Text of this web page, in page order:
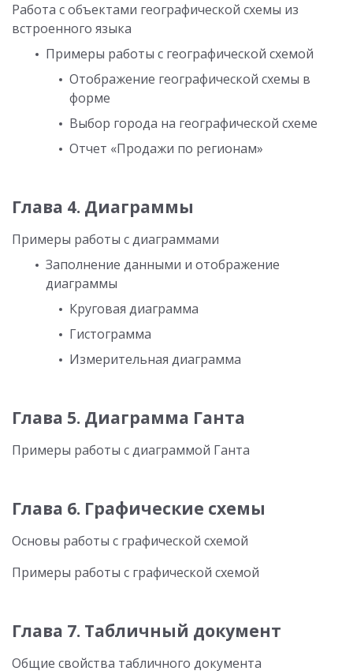
Работа с объектами географической схемы из
встроенного языка
Примеры работы с географической схемой
Отображение географической схемы в
форме
Выбор города на географической схеме
Отчет «Продажи по регионам»
Глава 4. Диаграммы
Примеры работы с диаграммами
Заполнение данными и отображение
диаграммы
Круговая диаграмма
Гистограмма
Измерительная диаграмма
Глава 5. Диаграмма Ганта
Примеры работы с диаграммой Ганта
Глава 6. Графические схемы
Основы работы с графической схемой
Примеры работы с графической схемой
Глава 7. Табличный документ
Общие свойства табличного документа